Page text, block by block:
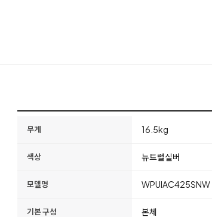
무게 16.5kg
색상 뉴트럴실버
모델명 WPUIAC425SNW
기본 구성 본체